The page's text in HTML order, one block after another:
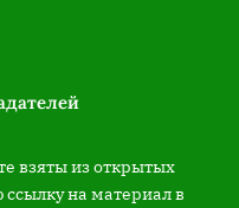
взяты из открытых
на материал в